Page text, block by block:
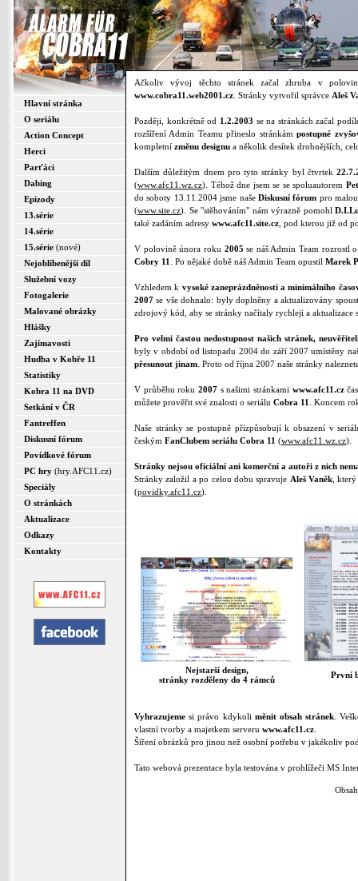
Hlavní stránka
O seriálu
Action Concept
Herci
Parťáci
Dabing
Epizody
13.série
14.série
15.série (nové)
Nejoblíbenější díl
Služební vozy
Fotogalerie
Malované obrázky
Hlášky
Zajímavosti
Hudba v Kobře 11
Statistiky
Kobra 11 na DVD
Setkání v ČR
Fantreffen
Diskusní fórum
Povídkové fórum
PC hry (hry.AFC11.cz)
Speciály
O stránkách
Aktualizace
Odkazy
Kontakty
Ačkoliv vývoj těchto stránek začal zhruba v
www.cobra11.web2001.cz . Stránky vytvořil správce Aleš
Později, konkrétně od 1.2.2003 se na stránkách začal
rozšíření Admin Teamu přineslo stránkámpostupné
kompletní změnu designu a několik desítek drobnějších,
Dalším důležitým dnem pro tyto stránky byl čtvrtek
(www.afc11.wz.cz). Téhož dne jsem se se spoluautorem
do soboty 13.11.2004 jsme naše Diskusní fórum pro
(www.site.cz). Se "stěhováním" nám výrazně pomohl
také zadáním adresy www.afc11.site.cz , pod kterou již od
V polovině února roku 2005 se náš Admin Team rozrostl
Cobry 11
. Po nějaké době náš Admin Team opustil Marek
Vzhledem k vysoké zaneprázdněnosti a minimálního
2007 se vše dohnalo: byly doplněny a aktualizovány
zdrojový kód, aby se stránky načítaly rychleji a aktualizace
Pro velmi častou nedostupnost našich stránek,
byly v období od listopadu 2004 do září 2007 umístěny
přesunout jinam . Proto od října 2007 naše stránky
V průběhu roku 2007 s našimi stránkami www.afc11.cz
můžete prověřit své znalosti o seriálu Cobra 11 . Koncem
Naše stránky se postupně přizpůsobují k obsazení v
českým FanClubem seriálu Cobra 11 (www.afc11.wz.cz).
Stránky nejsou oficiální ani komerční a autoři z nich
Stránky založil a po celou dobu spravuje Aleš Vaněk ,
(povidky.afc11.cz).
Nejstarší design,
stránky rozděleny do 4 rámců
První
Vyhrazujeme si právo kdykoli měnit obsah stránek .
vlastní tvorby a majetkem serveru www.afc11.cz
Šíření obrázků pro jinou než osobní potřebu v jakékoliv
Tato webová prezentace byla testována v prohlížeči MS